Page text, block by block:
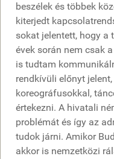
beszélek és többek
kiterjedt
sokat jelentett, hogy a
évek során nem csak
is tudtam
rendkívüli előnyt
koreográfusokkal,
értekezni. A hivatali
problémát és így az
tudok járni. Amikor
akkor is nemzetközi